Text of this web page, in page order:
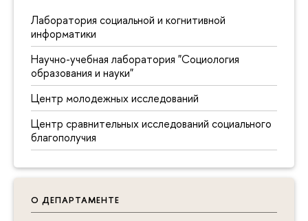
Лаборатория социальной и когнитивной
информатики
Научно-учебная лаборатория "Социология
образования и науки"
Центр молодежных исследований
Центр сравнительных исследований социального
благополучия
О ДЕПАРТАМЕНТЕ